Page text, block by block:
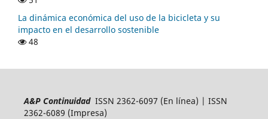
La dinámica económica del uso de la bicicleta y su
impacto en el desarrollo sostenible
48
A&P ContinuidadISSN 2362-6097 (En línea) | ISSN
2362-6089 (Impresa)